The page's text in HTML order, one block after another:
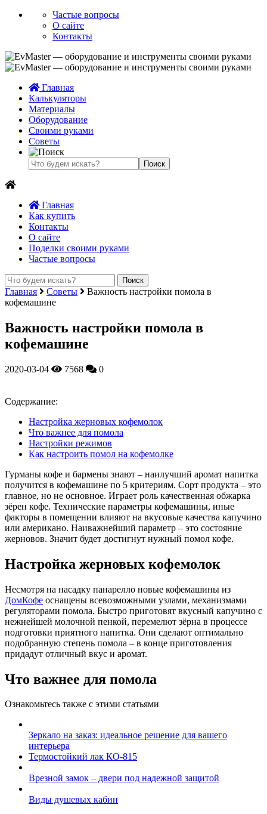
Частые вопросы
О сайте
Контакты
Главная
Калькуляторы
Материалы
Оборудование
Своими руками
Советы
Главная
Как купить
Контакты
О сайте
Поделки своими руками
Частые вопросы
Главная Советы
Важность настройки помола в
кофемашине
Важность настройки помола в
кофемашине
2020-03-04 7568 0
Содержание:
Настройка жерновых кофемолок
Что важнее для помола
Настройки режимов
Как настроить помол на кофемолке
Гурманы кофе и бармены знают – наилучший аромат напитка
получится в кофемашине по 5 критериям. Сорт продукта – это
главное, но не основное. Играет роль качественная обжарка
зёрен кофе. Технические параметры кофемашины, иные
факторы в помещении влияют на вкусовые качества капучино
или американо. Наиважнейший параметр – это состояние
жерновов. Значит будет достигнут нужный помол кофе.
Настройка жерновых кофемолок
Несмотря на насадку панарелло новые кофемашины из
ДомКофе оснащены всевозможными узлами, механизмами
регуляторами помола. Быстро приготовят вкусный капучино с
нежнейшей молочной пенкой, перемелют зёрна в процессе
подготовки приятного напитка. Они сделают оптимально
подобранную степень помола – в конце приготовления
придадут отличный вкус и аромат.
Что важнее для помола
Ознакомьтесь также с этими статьями
Зеркало на заказ: идеальное решение для вашего
интерьера
Термостойкий лак КО-815
Врезной замок – двери под надежной защитой
Виды душевых кабин